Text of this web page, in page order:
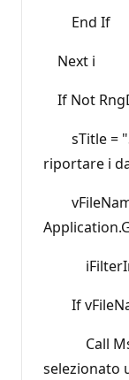
End If
Next i
If Not
sTitle =
riportare i
If
Call
selezionato